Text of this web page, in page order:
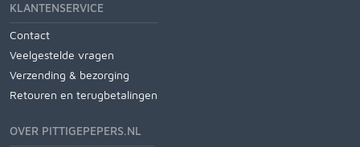
KLANTENSERVICE
Contact
Veelgestelde vragen
Verzending & bezorging
Retouren en terugbetalingen
OVER PITTIGEPEPERS.NL